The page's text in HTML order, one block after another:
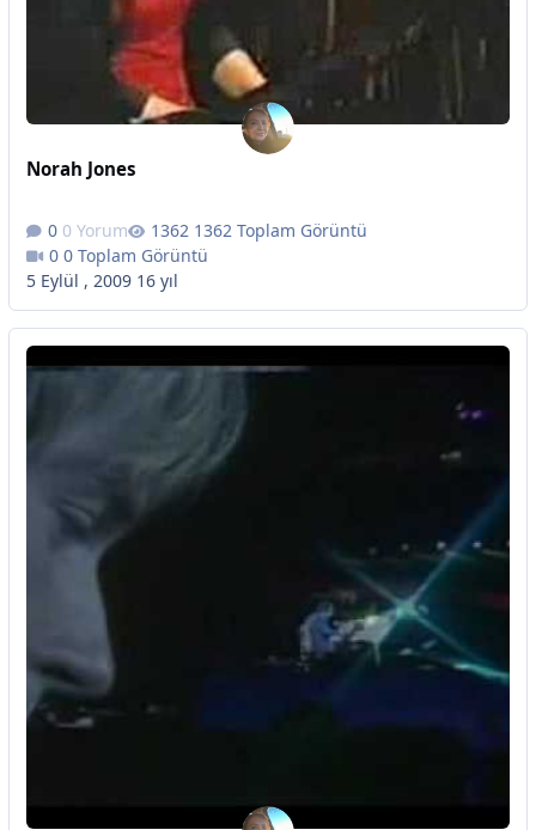
Norah Jones
0 Yorum
1362 Toplam Görüntü
0 Toplam Görüntü
5 Eylül , 2009 16 yıl